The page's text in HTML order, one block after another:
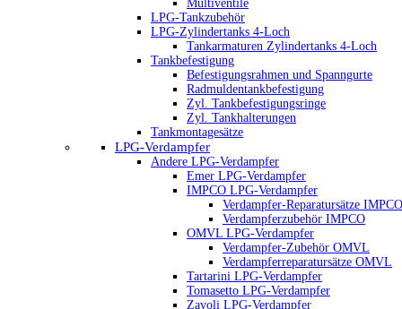
Multiventile
LPG-Tankzubehör
LPG-Zylindertanks 4-Loch
Tankarmaturen Zylindertanks 4-Loch
Tankbefestigung
Befestigungsrahmen und Spanngurte
Radmuldentankbefestigung
Zyl. Tankbefestigungsringe
Zyl. Tankhalterungen
Tankmontagesätze
LPG-Verdampfer
Andere LPG-Verdampfer
Emer LPG-Verdampfer
IMPCO LPG-Verdampfer
Verdampfer-Reparatursätze IMPCO
Verdampferzubehör IMPCO
OMVL LPG-Verdampfer
Verdampfer-Zubehör OMVL
Verdampferreparatursätze OMVL
Tartarini LPG-Verdampfer
Tomasetto LPG-Verdampfer
Zavoli LPG-Verdampfer